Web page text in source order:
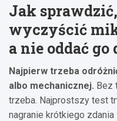
Jak
wyczyścić
a nie oddać go
Najpierw trzeba
albo mechanicznej. Bez
trzeba. Najprostszy test
nagranie krótkiego zdania